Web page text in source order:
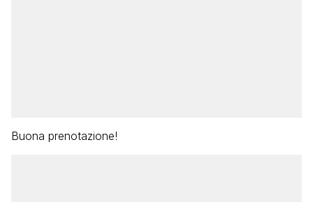
Buona prenotazione!